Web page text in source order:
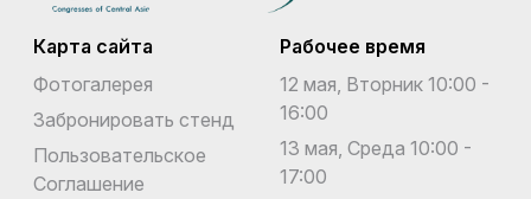
Карта сайта
Фотогалерея
Забронировать стенд
Пользовательское
Соглашение
Рабочее время
12 мая, Вторник 10:00 -
16:00
13 мая, Среда 10:00 -
17:00